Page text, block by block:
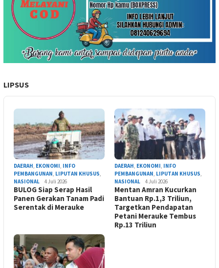
LIPSUS
DAERAH, EKONOMI, INFO
PEMBANGUNAN, LIPUTAN KHUSUS,
NASIONAL
4 Juli 2026
BULOG Siap Serap Hasil
Panen Gerakan Tanam Padi
Serentak di Merauke
DAERAH, EKONOMI, INFO
PEMBANGUNAN, LIPUTAN KHUSUS,
NASIONAL
4 Juli 2026
Mentan Amran Kucurkan
Bantuan Rp.1,3 Triliun,
Targetkan Pendapatan
Petani Merauke Tembus
Rp.13 Triliun